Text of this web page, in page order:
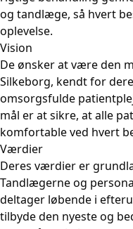
og tandlæge, så hvert
oplevelse.
Vision
De ønsker at være den
Silkeborg, kendt for
omsorgsfulde
mål er at sikre, at alle
komfortable ved hvert
Værdier
Deres værdier er
Tandlægerne og
deltager løbende i
tilbyde den nyeste og